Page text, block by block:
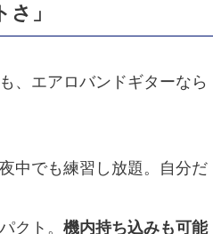
」
、エアロバンドギターなら
中でも練習し放題。自分だ
クト。 機内持ち込みも可能